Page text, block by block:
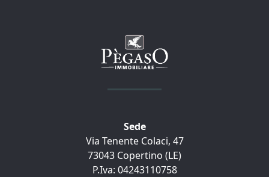
Sede
Via Tenente Colaci, 47
73043 Copertino (LE)
P.Iva: 04243110758